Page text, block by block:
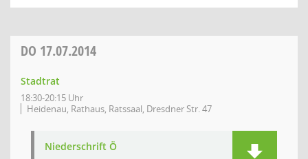
DO 17.07.2014
Stadtrat
18:30-20:15 Uhr
Heidenau, Rathaus, Ratssaal, Dresdner Str. 47
Niederschrift Ö